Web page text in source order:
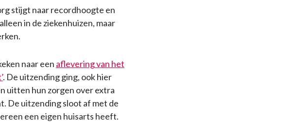
stijgt naar recordhoogte en
in de ziekenhuizen, maar
naar een aflevering van het
. De uitzending ging, ook hier
uitten hun zorgen over extra
De uitzending sloot af met de
een eigen huisarts heeft.